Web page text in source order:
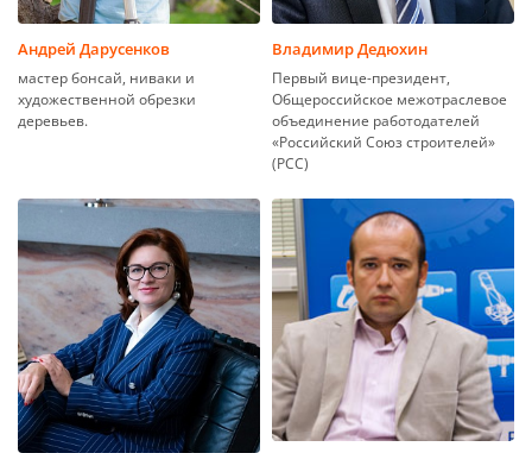
Андрей Дарусенков
мастер бонсай, ниваки и
художественной обрезки
деревьев.
Владимир Дедюхин
Первый вице-президент,
Общероссийское межотраслевое
объединение работодателей
«Российский Союз строителей»
(РСС)